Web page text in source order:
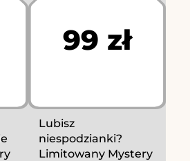
99 zł
Lubisz
niespodzianki?
Limitowany Mystery